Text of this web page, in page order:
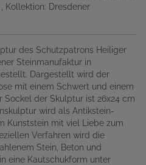
, Kollektion: Dresdener
des Schutzpatrons Heiliger
Steinmanufaktur in
Dargestellt wird der
mit einem Schwert und einem
Sockel der Skulptur ist 26x24 cm
wird als Antikstein-
Kunststein mit viel Liebe zum
Verfahren wird die
Stein, Beton und
eine Kautschukform unter